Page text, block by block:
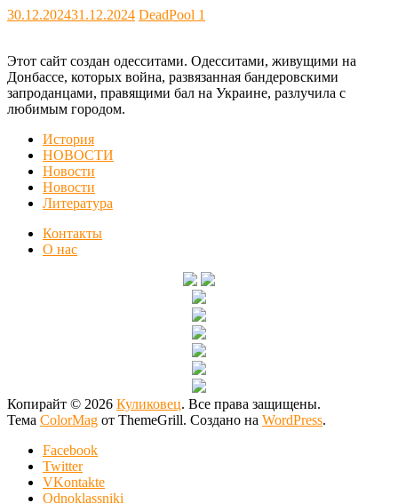
30.12.202431.12.2024 DeadPool 1
Этот сайт создан одесситами. Одесситами, живущими на
Донбассе, которых война, развязанная бандеровскими
запроданцами, правящими бал на Украине, разлучила с
любимым городом.
История
НОВОСТИ
Новости
Новости
Литература
Контакты
О нас
Копирайт © 2026 Куликовец. Все права защищены.
Тема ColorMag от ThemeGrill. Создано на WordPress.
Facebook
Twitter
VKontakte
Odnoklassniki